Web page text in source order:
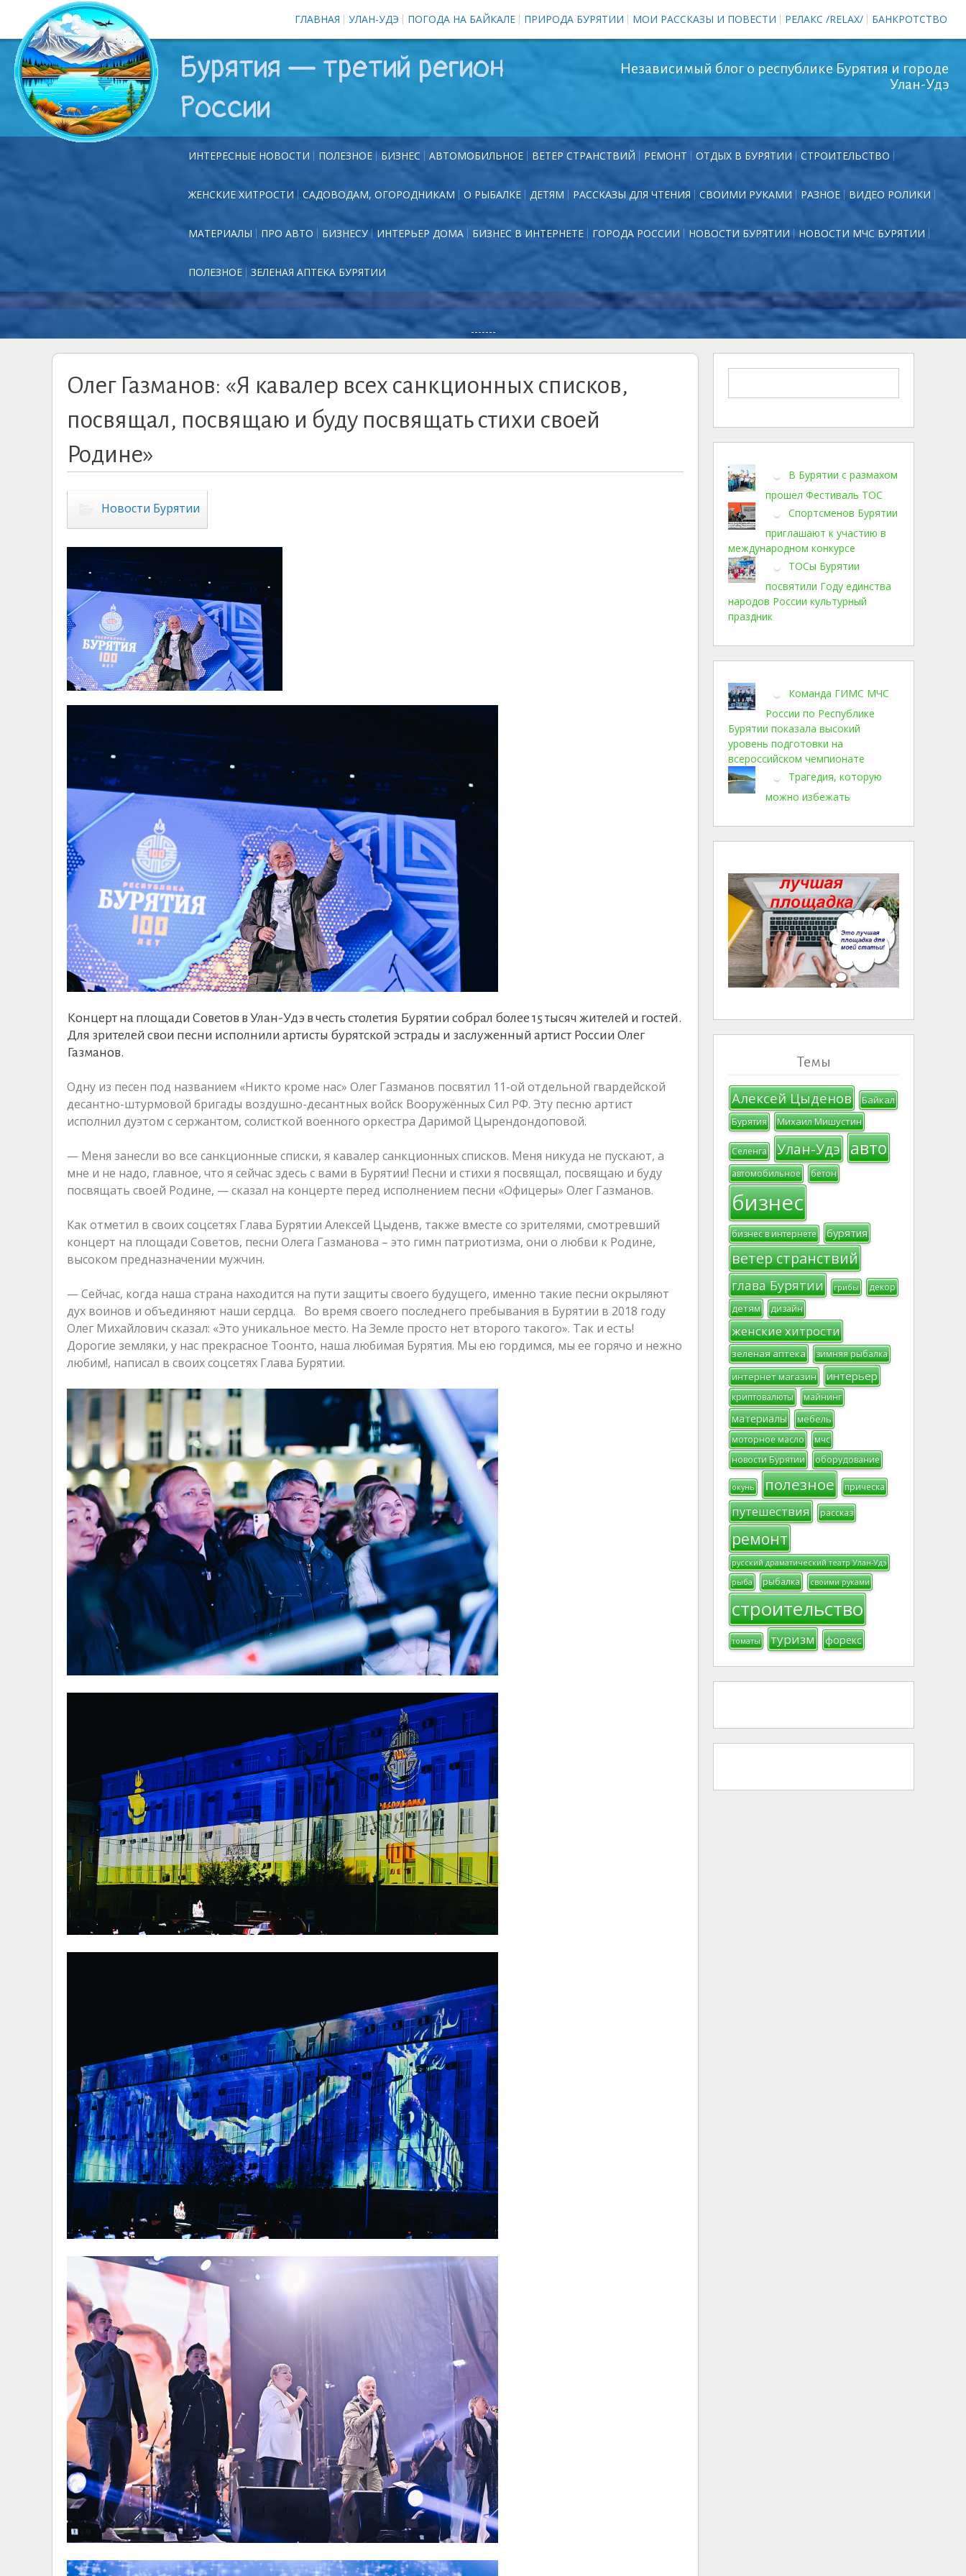
ГЛАВНАЯ УЛАН-УДЭ ПОГОДА НА БАЙКАЛЕ ПРИРОДА БУРЯТИИ МОИ РАССКАЗЫ И ПОВЕСТИ РЕЛАКС /RELAX/ БАНКРОТСТВО
Бурятия — третий регион
России
Независимый блог о республике Бурятия и городе
Улан-Удэ
ИНТЕРЕСНЫЕ НОВОСТИ ПОЛЕЗНОЕ БИЗНЕС АВТОМОБИЛЬНОЕ ВЕТЕР СТРАНСТВИЙ РЕМОНТ ОТДЫХ В БУРЯТИИ СТРОИТЕЛЬСТВО
ЖЕНСКИЕ ХИТРОСТИ САДОВОДАМ, ОГОРОДНИКАМ О РЫБАЛКЕ ДЕТЯМ РАССКАЗЫ ДЛЯ ЧТЕНИЯ СВОИМИ РУКАМИ РАЗНОЕ ВИДЕО РОЛИКИ
МАТЕРИАЛЫ ПРО АВТО БИЗНЕСУ ИНТЕРЬЕР ДОМА БИЗНЕС В ИНТЕРНЕТЕ ГОРОДА РОССИИ НОВОСТИ БУРЯТИИ НОВОСТИ МЧС БУРЯТИИ
ПОЛЕЗНОЕ ЗЕЛЕНАЯ АПТЕКА БУРЯТИИ
-------
Олег Газманов: «Я кавалер всех санкционных списков,
посвящал, посвящаю и буду посвящать стихи своей
Родине»
Новости Бурятии
Концерт на площади Советов в Улан-Удэ в честь столетия Бурятии собрал более 15 тысяч жителей и гостей.
Для зрителей свои песни исполнили артисты бурятской эстрады и заслуженный артист России Олег
Газманов.
Одну из песен под названием «Никто кроме нас» Олег Газманов посвятил 11-ой отдельной гвардейской
десантно-штурмовой бригады воздушно-десантных войск Вооружённых Сил РФ. Эту песню артист
исполнил дуэтом с сержантом, солисткой военного оркестра Даримой Цырендондоповой.
— Меня занесли во все санкционные списки, я кавалер санкционных списков. Меня никуда не пускают, а
мне и не надо, главное, что я сейчас здесь с вами в Бурятии! Песни и стихи я посвящал, посвящаю и буду
посвящать своей Родине, — сказал на концерте перед исполнением песни «Офицеры» Олег Газманов.
Как отметил в своих соцсетях Глава Бурятии Алексей Цыденв, также вместе со зрителями, смотревший
концерт на площади Советов, песни Олега Газманова – это гимн патриотизма, они о любви к Родине,
высоком предназначении мужчин.
— Сейчас, когда наша страна находится на пути защиты своего будущего, именно такие песни окрыляют
дух воинов и объединяют наши сердца. Во время своего последнего пребывания в Бурятии в 2018 году
Олег Михайлович сказал: «Это уникальное место. На Земле просто нет второго такого». Так и есть!
Дорогие земляки, у нас прекрасное Тоонто, наша любимая Бурятия. Мы ею гордимся, мы ее горячо и нежно
любим!, написал в своих соцсетях Глава Бурятии.
В Бурятии с размахом
прошел Фестиваль ТОС
Спортсменов Бурятии
приглашают к участию в
международном конкурсе
ТОСы Бурятии
посвятили Году единства
народов России культурный
праздник
Команда ГИМС МЧС
России по Республике
Бурятии показала высокий
уровень подготовки на
всероссийском чемпионате
Трагедия, которую
можно избежать
Темы
Алексей Цыденов Байкал
Бурятия Михаил Мишустин
Селенга Улан-Удэ авто
автомобильное бетон
бизнес
бизнес в интернете бурятия
ветер странствий
глава Бурятии грибы декор
детям дизайн
женские хитрости
зеленая аптека зимняя рыбалка
интернет магазин интерьер
криптовалюты майнинг
материалы мебель
моторное масло
мчс
новости Бурятии
оборудование
окунь полезное прическа
путешествия рассказ
ремонт
русский драматический театр Улан-Удэ
рыба
рыбалка своими руками
строительство
томаты туризм форекс